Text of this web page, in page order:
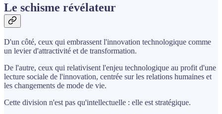
Le schisme révélateur
D'un côté, ceux qui embrassent l'innovation technologique comme
un levier d'attractivité et de transformation.
De l'autre, ceux qui relativisent l'enjeu technologique au profit d'une
lecture sociale de l'innovation, centrée sur les relations humaines et
les changements de mode de vie.
Cette division n'est pas qu'intellectuelle : elle est stratégique.